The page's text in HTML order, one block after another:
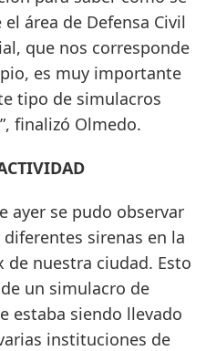
área de Defensa Civil
que nos corresponde
es muy importante
tipo de simulacros
finalizó Olmedo.
ayer se pudo observar
sirenas en la
de nuestra ciudad. Esto
un simulacro de
estaba siendo llevado
instituciones de